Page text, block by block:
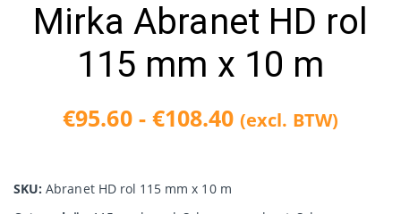
Mirka Abranet HD rol
115 mm x 10 m
€95.60 - €108.40Prijsklasse:
tot
(excl. BTW)
SKU:Abranet HD rol 115 mm x 10 m